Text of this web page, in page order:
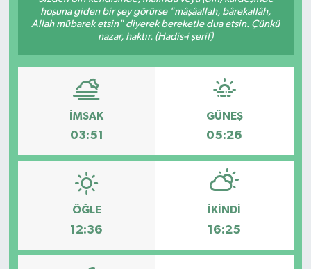
hoşuna giden bir şey görürse "mâşâallah, bârekallâh,
Allah mübarek etsin" diyerek bereketle dua etsin. Çünkü
nazar, haktır. (Hadis-i şerif)
İMSAK
03:51
GÜNEŞ
05:26
ÖĞLE
12:36
İKINDI
16:25